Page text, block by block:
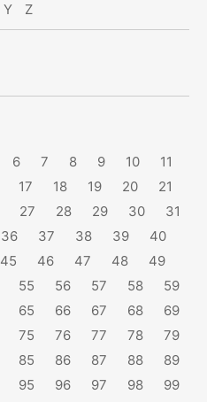
Y Z
6 7 8 9 10
11
17 18 19 20
21
27 28 29 30
31
36 37 38 39
40
45 46 47 48
49
55 56 57 58
59
65 66 67 68
69
75 76 77 78
79
85 86 87 88
89
95 96 97 98
99